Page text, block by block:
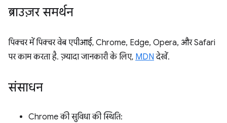
ब्राउज़र समर्थन
पिक्चर में पिक्चर वेब एपीआई, Chrome, Edge, Opera, और Safari
पर काम करता है. ज़्यादा जानकारी के लिए, MDN देखें.
संसाधन
Chrome की सुविधा की स्थिति: